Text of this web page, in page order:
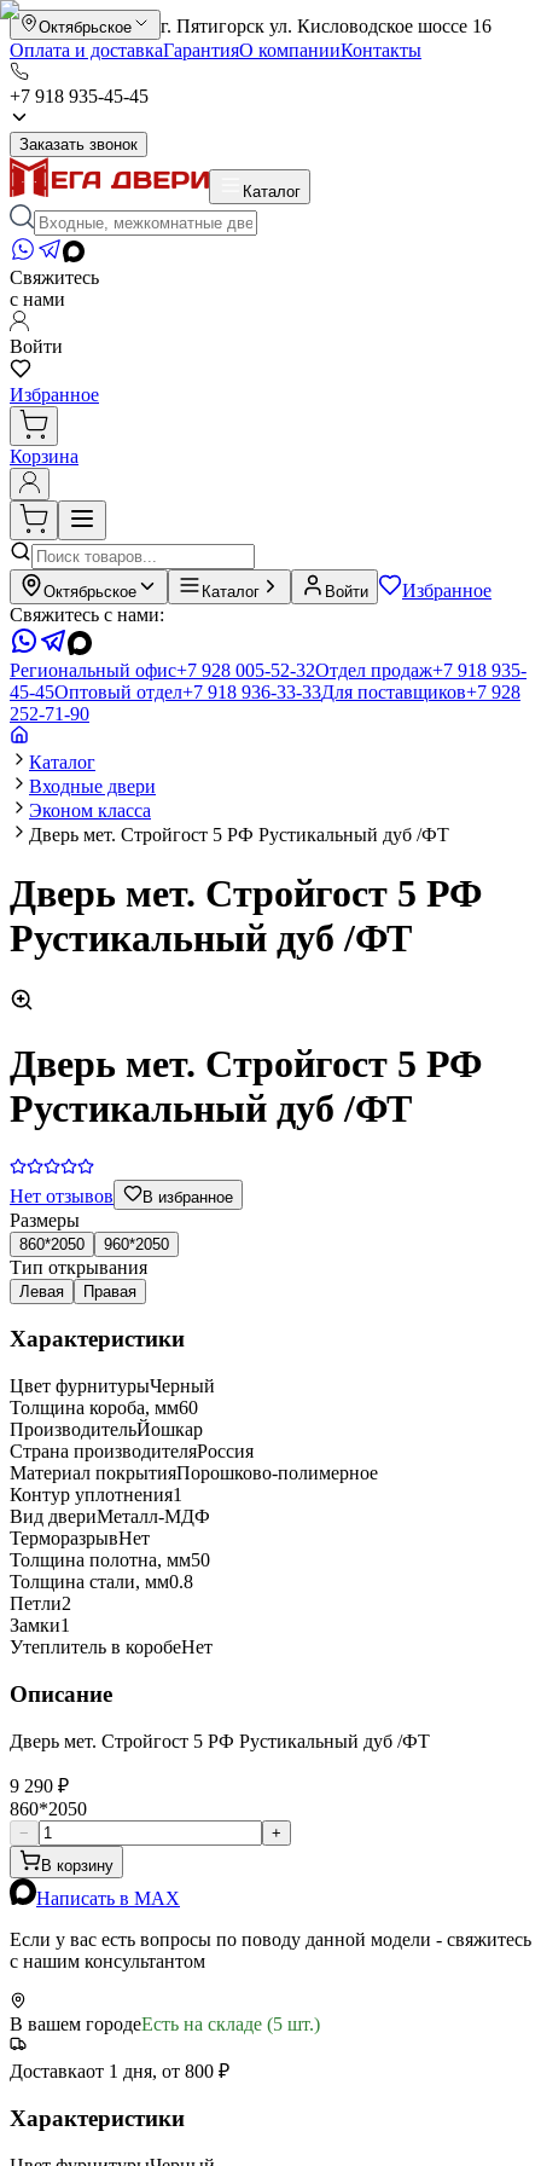
Октябрьское
г. Пятигорск ул. Кисловодское шоссе 16
Оплата и доставкаГарантияО компанииКонтакты
+7 918 935-45-45
Заказать звонок
Каталог
Свяжитесь
с нами
Войти
Избранное
Корзина
Октябрьское Каталог Войти
Избранное
Свяжитесь с нами:
Региональный офис+7 928 005-52-32Отдел продаж+7 918 935-
45-45Оптовый отдел+7 918 936-33-33Для поставщиков+7 928
252-71-90
Каталог
Входные двери
Эконом класса
Дверь мет. Стройгост 5 РФ Рустикальный дуб /ФТ
Дверь мет. Стройгост 5 РФ
Рустикальный дуб /ФТ
Дверь мет. Стройгост 5 РФ
Рустикальный дуб /ФТ
Нет отзывов В избранное
Размеры
860*2050 960*2050
Тип открывания
Левая Правая
Характеристики
Цвет фурнитурыЧерный
Толщина короба, мм60
ПроизводительЙошкар
Страна производителяРоссия
Материал покрытияПорошково-полимерное
Контур уплотнения1
Вид двериМеталл-МДФ
ТерморазрывНет
Толщина полотна, мм50
Толщина стали, мм0.8
Петли2
Замки1
Утеплитель в коробеНет
Описание
Дверь мет. Стройгост 5 РФ Рустикальный дуб /ФТ
9 290 ₽
860*2050
−
+
В корзину
Написать в MAX
Если у вас есть вопросы по поводу данной модели - свяжитесь
с нашим консультантом
В вашем городеЕсть на складе (5 шт.)
Доставкаот 1 дня, от 800 ₽
Характеристики